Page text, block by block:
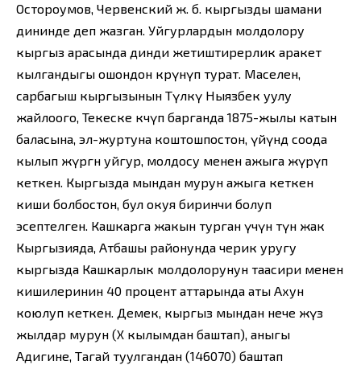
Остороумов, Червенский ж. б. кыргызды шамани
дининде деп жазган. Уйгурлардын молдолору
кыргыз арасында динди жетиштирерлик аракет
кылгандыгы ошондон көрүнүп турат. Маселен,
сарбагыш кыргызынын Түлкү Ныязбек уулу
жайлоого, Текеске көчүп барганда 1875-жылы катын
баласына, эл-журтуна коштошпостон, үйүндө соода
кылып жүргөн уйгур, молдосу менен ажыга жүрүп
кеткен. Кыргызда мындан мурун ажыга кеткен
киши болбостон, бул окуя биринчи болуп
эсептелген. Кашкарга жакын турган үчүн түн жак
Кыргызияда, Атбашы районунда черик уругу
кыргызда Кашкарлык молдолорунун таасири менен
кишилеринин 40 процент аттарында аты Ахун
коюлуп кеткен. Демек, кыргыз мындан нече жүз
жылдар мурун (X кылымдан баштап), аныгы
Адигине, Тагай туулгандан (146070) баштап